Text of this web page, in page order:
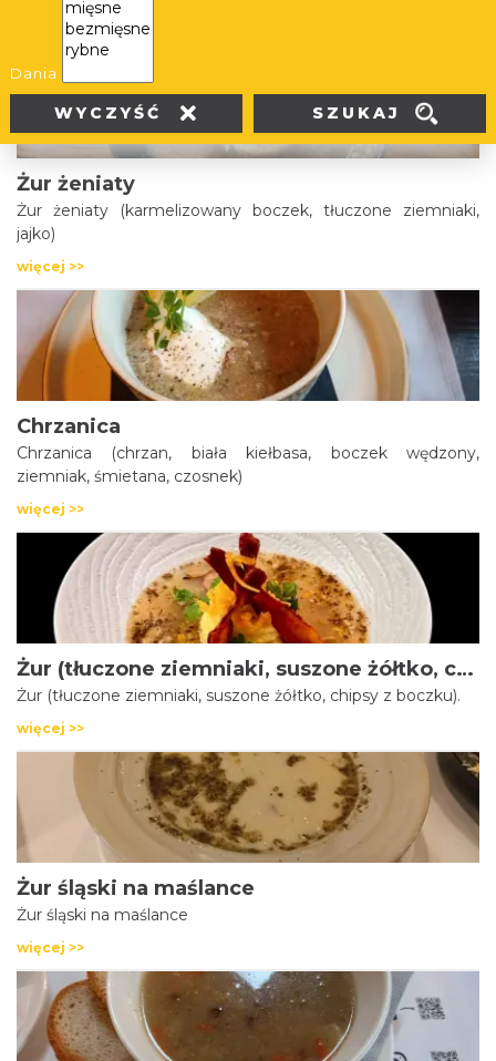
Dania
WYCZYŚĆ SZUKAJ
więcej >>
Żur żeniaty
Żur żeniaty (karmelizowany boczek, tłuczone ziemniaki,
jajko)
więcej >>
Chrzanica
Chrzanica (chrzan, biała kiełbasa, boczek wędzony,
ziemniak, śmietana, czosnek)
więcej >>
Żur (tłuczone ziemniaki, suszone żółtko, chipsy z boczku)
Żur (tłuczone ziemniaki, suszone żółtko, chipsy z boczku).
więcej >>
Żur śląski na maślance
Żur śląski na maślance
więcej >>